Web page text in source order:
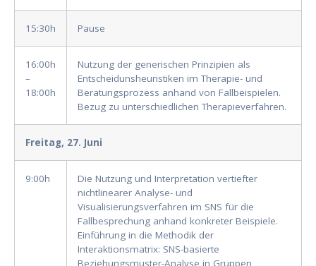
15:30h Pause
16:00h
–
18:00h
Nutzung der generischen Prinzipien als
Entscheidunsheuristiken im Therapie- und
Beratungsprozess anhand von Fallbeispielen.
Bezug zu unterschiedlichen Therapieverfahren.
Freitag, 27. Juni
9:00h
Die Nutzung und Interpretation vertiefter
nichtlinearer Analyse- und
Visualisierungsverfahren im SNS für die
Fallbesprechung anhand konkreter Beispiele.
Einführung in die Methodik der
Interaktionsmatrix: SNS-basierte
Beziehungsmuster-Analyse in Gruppen,